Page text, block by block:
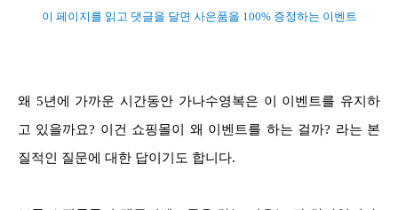
이 페이지를 읽고 댓글을 달면 사은품을 100% 증정하는 이벤트
왜 5년에 가까운 시간동안 가나수영복은 이 이벤트를 유지하
고 있을까요? 이건 쇼핑몰이 왜 이벤트를 하는 걸까? 라는 본
질적인 질문에 대한 답이기도 합니다.